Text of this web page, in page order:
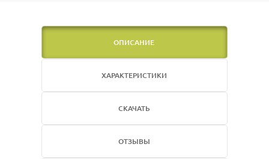
ОПИСАНИЕ
ХАРАКТЕРИСТИКИ
СКАЧАТЬ
ОТЗЫВЫ